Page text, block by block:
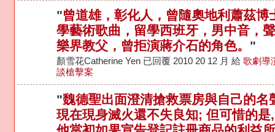
"曾道雄，彰化人，曾隨奧地利蕭茲博
學藝術歌曲，留學西班牙，男中音，聲
樂界教父，曾拒演蔣介石的角色。 "
顏雪花Catherine Yen 已回覆 2010 20 12 月 給 歌劇導
談槍擊案
"魏德聖出面澄清搶救票房與自己的名
現在現身滅火還不失良知; 但可惜的是,